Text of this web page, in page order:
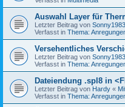
Auswahl Layer für
Letzter Beitrag von Sonny1983
Verfasst in Thema:
Versehentliches
Letzter Beitrag von Sonny1983
Verfasst in Thema:
Dateiendung .spl8 in
Letzter Beitrag von Hardy «
Verfasst in Thema: